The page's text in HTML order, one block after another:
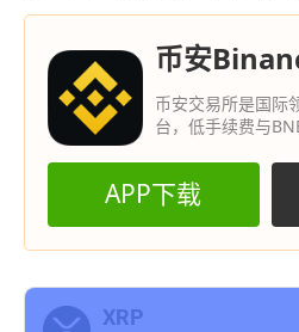
币安
币安交易所是国际
台，低手续费与
APP下载
XRP